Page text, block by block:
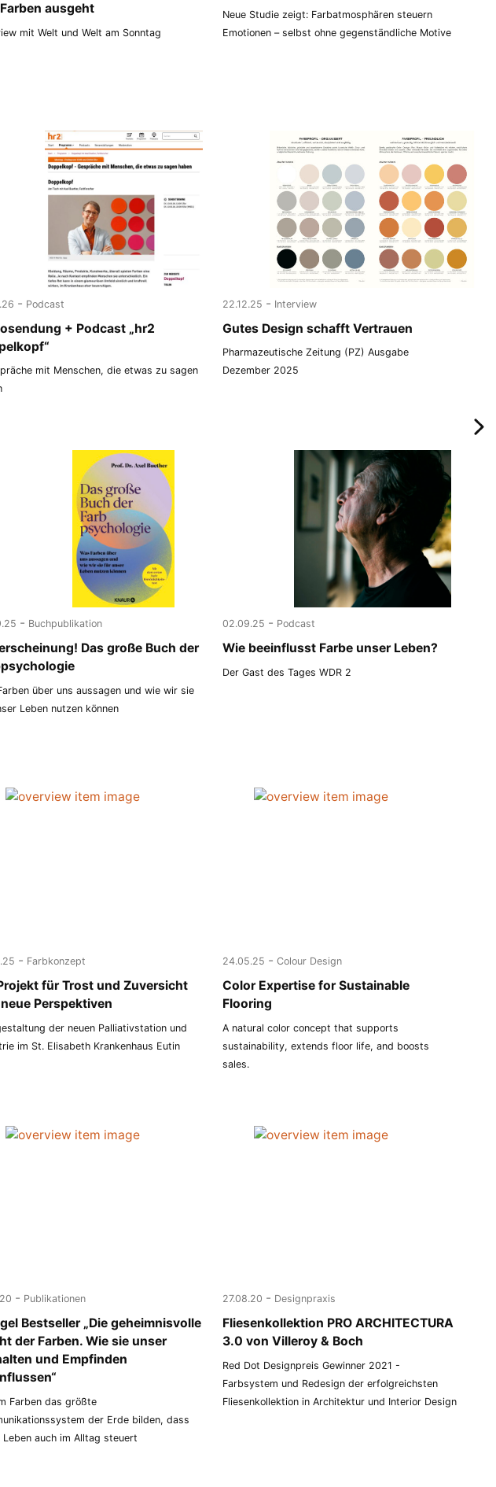
ausgeht
mit Welt und Welt am Sonntag
Neue Studie zeigt: Farbatmosphären steuern
Emotionen – selbst ohne gegenständliche Motive
- Podcast
+ Podcast „hr2
mit Menschen, die etwas zu sagen
22.12.25 - Interview
Gutes Design schafft Vertrauen
Pharmazeutische Zeitung (PZ) Ausgabe
Dezember 2025
- Buchpublikation
Das große Buch der
über uns aussagen und wie wir sie
Leben nutzen können
02.09.25 - Podcast
Wie beeinflusst Farbe unser Leben?
Der Gast des Tages WDR 2
- Farbkonzept
für Trost und Zuversicht
Perspektiven
der neuen Palliativstation und
im St. Elisabeth Krankenhaus Eutin
24.05.25 - Colour Design
Color Expertise for Sustainable
Flooring
A natural color concept that supports
sustainability, extends floor life, and boosts
sales.
- Publikationen
Bestseller „Die geheimnisvolle
der Farben. Wie sie unser
und Empfinden
Farben das größte
der Erde bilden, dass
Leben auch im Alltag steuert
27.08.20 - Designpraxis
Fliesenkollektion PRO ARCHITECTURA
3.0 von Villeroy & Boch
Red Dot Designpreis Gewinner 2021 -
Farbsystem und Redesign der erfolgreichsten
Fliesenkollektion in Architektur und Interior Design